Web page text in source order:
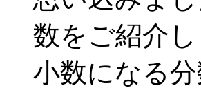
数をご紹介
小数になる